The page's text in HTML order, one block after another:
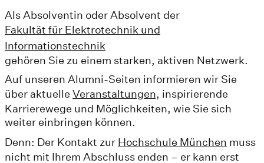
Als Absolventin oder Absolvent der
Fakultät für Elektrotechnik und
Informationstechnik
gehören Sie zu einem starken, aktiven Netzwerk.
Auf unseren Alumni-Seiten informieren wir Sie
über aktuelle Veranstaltungen, inspirierende
Karrierewege und Möglichkeiten, wie Sie sich
weiter einbringen können.
Denn: Der Kontakt zur Hochschule München muss
nicht mit Ihrem Abschluss enden – er kann erst